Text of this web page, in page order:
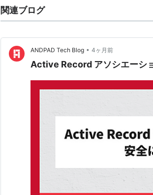
ッピングパターン)
http://jp.rubyist.net/magazine/
関連ブログ
ANDPAD Tech Blog • 4ヶ月前
Active Record アソシエーシ